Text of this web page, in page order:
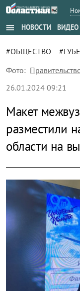
menu НОВОСТИ ВИДЕО
#ОБЩЕСТВО
Фото:
26.01.2024 09:21
Макет
разместили
области на